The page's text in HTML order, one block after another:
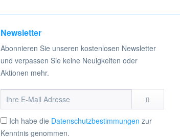
Newsletter
Abonnieren Sie unseren kostenlosen Newsletter
und verpassen Sie keine Neuigkeiten oder
Aktionen mehr.
Ich habe die Datenschutzbestimmungen zur
Kenntnis genommen.